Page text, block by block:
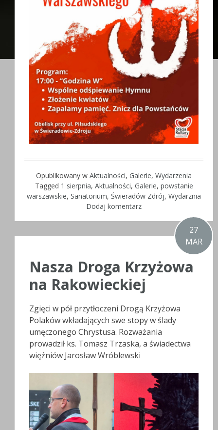
Opublikowany w Aktualności, Galerie, Wydarzenia
Tagged 1 sierpnia, Aktualności, Galerie, powstanie
warszawskie, Sanatorium, Świeradów Zdrój, Wydarznia
Dodaj komentarz
27
MAR
Nasza Droga Krzyżowa
na Rakowieckiej
Zgięci w pół przytłoczeni Drogą Krzyżowa
Polaków wkładających swe stopy w ślady
umęczonego Chrystusa. Rozważania
prowadził ks. Tomasz Trzaska, a świadectwa
więźniów Jarosław Wróblewski